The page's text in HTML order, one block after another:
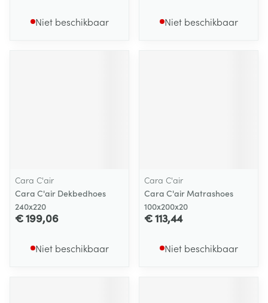
Niet beschikbaar Niet beschikbaar
Cara C'air
Cara C'air Dekbedhoes
240x220
€ 199,06
Niet beschikbaar
Cara C'air
Cara C'air Matrashoes
100x200x20
€ 113,44
Niet beschikbaar